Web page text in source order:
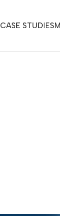
CASE STUDIES